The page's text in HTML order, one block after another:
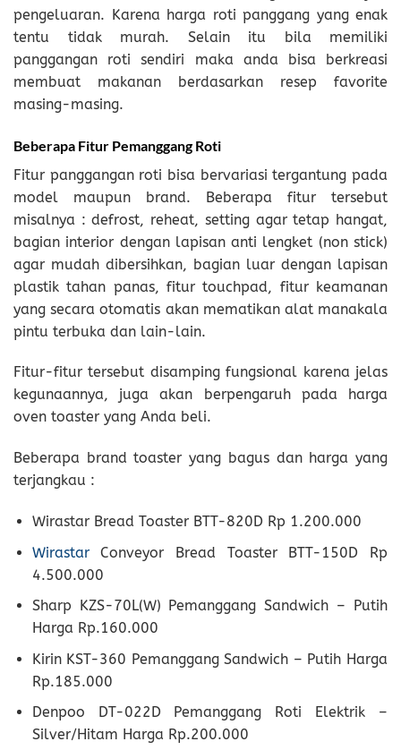
pengeluaran. Karena harga roti panggang yang enak
tentu tidak murah. Selain itu bila memiliki
panggangan roti sendiri maka anda bisa berkreasi
membuat makanan berdasarkan resep favorite
masing-masing.
Beberapa Fitur Pemanggang Roti
Fitur panggangan roti bisa bervariasi tergantung pada
model maupun brand. Beberapa fitur tersebut
misalnya : defrost, reheat, setting agar tetap hangat,
bagian interior dengan lapisan anti lengket (non stick)
agar mudah dibersihkan, bagian luar dengan lapisan
plastik tahan panas, fitur touchpad, fitur keamanan
yang secara otomatis akan mematikan alat manakala
pintu terbuka dan lain-lain.
Fitur-fitur tersebut disamping fungsional karena jelas
kegunaannya, juga akan berpengaruh pada harga
oven toaster yang Anda beli.
Beberapa brand toaster yang bagus dan harga yang
terjangkau :
Wirastar Bread Toaster BTT-820D Rp 1.200.000
WirastarConveyor Bread Toaster BTT-150D Rp
4.500.000
Sharp KZS-70L(W) Pemanggang Sandwich – Putih
Harga Rp.160.000
Kirin KST-360 Pemanggang Sandwich – Putih Harga
Rp.185.000
Denpoo DT-022D Pemanggang Roti Elektrik –
Silver/Hitam Harga Rp.200.000